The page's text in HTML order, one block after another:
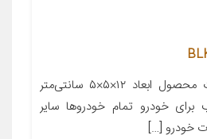
معرفی محصول جزئیات محصول ابعاد ۱۲×۵×۵ سانتی‌متر
خودرو تمام خودروها سایر
خودرو […]